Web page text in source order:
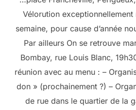
Vélorution exceptionnellement
semaine, pour cause d’année
Par ailleurs On se retrouve
Bombay, rue Louis Blanc,
réunion avec au menu : –
don » (prochainement ?) –
de rue dans le quartier de la